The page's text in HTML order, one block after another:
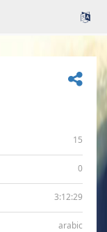
15
0
3:12:29
arabic